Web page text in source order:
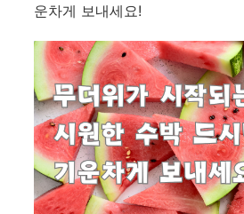
운차게 보내세요!